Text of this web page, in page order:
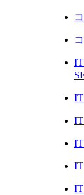
IT
IT
IT
IT
IT
IT